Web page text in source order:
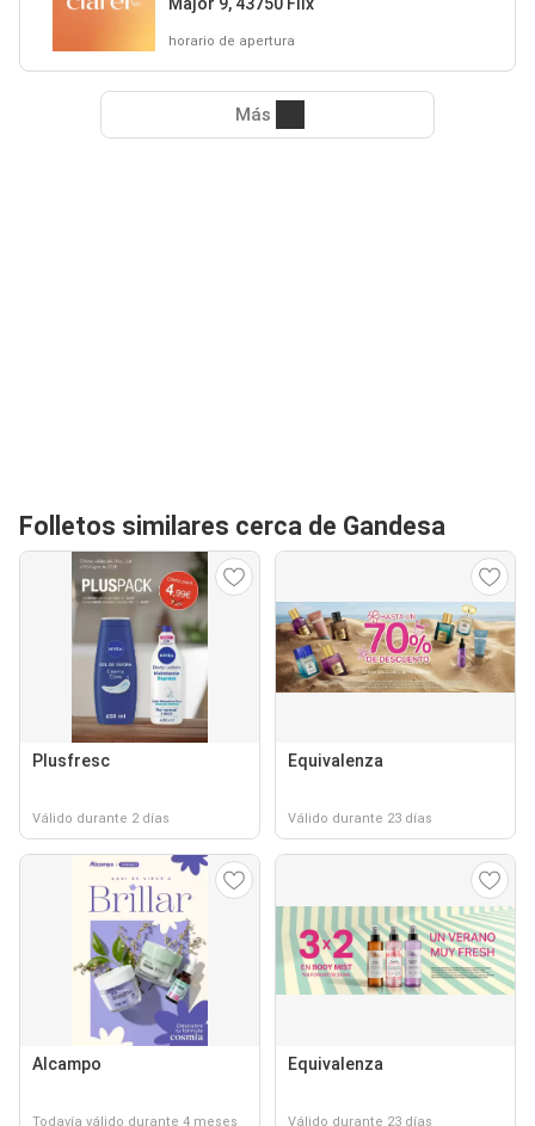
horario de apertura
Más
Folletos similares cerca de Gandesa
Plusfresc
Válido durante 2 días
Equivalenza
Válido durante 23 días
Alcampo
Todavía válido durante 4 meses
Equivalenza
Válido durante 23 días